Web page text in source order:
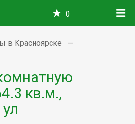
0
в Красноярске
кв.м.,